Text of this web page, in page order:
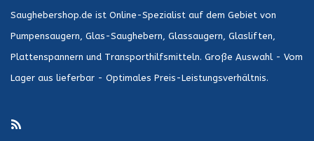
Saughebershop.de ist Online-Spezialist auf dem Gebiet von
Pumpensaugern, Glas-Saughebern, Glassaugern, Glasliften,
Plattenspannern und Transporthilfsmitteln. Große Auswahl - Vom
Lager aus lieferbar - Optimales Preis-Leistungsverhältnis.